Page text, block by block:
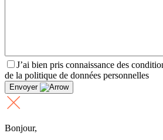
J’ai bien pris connaissance des
de la politique de données personnelles
Envoyer
Bonjour,